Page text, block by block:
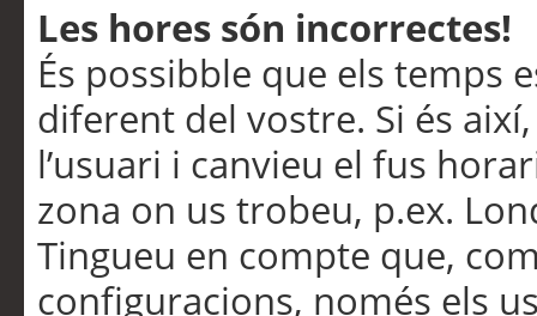
Les hores són incorrectes!
És possibble que els temps
diferent del vostre. Si és
l’usuari i canvieu el fus
zona on us trobeu, p.ex.
Tingueu en compte que,
configuracions, només els